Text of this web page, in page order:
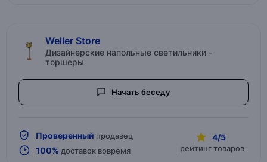
Weller Store
Дизайнерские напольные светильники -
торшеры
Начать беседу
Проверенный продавец
100% доставок вовремя
4/5
рейтинг товаров